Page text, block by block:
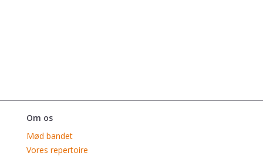
Om os
Mød bandet
Vores repertoire